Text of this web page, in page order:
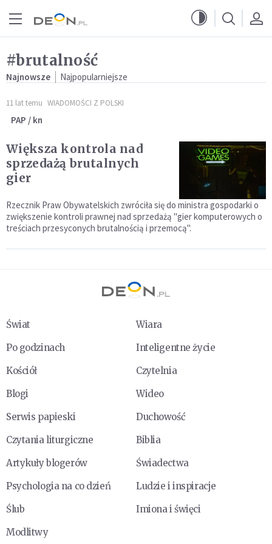
#brutalność
Najnowsze Najpopularniejsze
11 lat temu WIADOMOŚCI Z POLSKI
PAP / kn
Większa kontrola nad
sprzedażą brutalnych
gier
Rzecznik Praw Obywatelskich zwróciła się do ministra gospodarki o
zwiększenie kontroli prawnej nad sprzedażą "gier komputerowych o
treściach przesyconych brutalnością i przemocą".
Świat
Wiara
Po godzinach
Inteligentne życie
Kościół
Czytelnia
Blogi
Wideo
Serwis papieski
Duchowość
Czytania liturgiczne
Biblia
Artykuły blogerów
Świadectwa
Psychologia na co dzień
Ludzie i inspiracje
Ślub
Imiona i święci
Modlitwy